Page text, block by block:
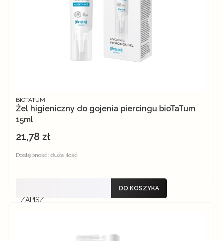
Żel higieniczny do gojenia piercingu bioTaTum
15ml
PRODUCENT
BIOTATUM
Cena
21,78 zł
Dostępność: duża ilość
ZAPISZ
DO KOSZYKA